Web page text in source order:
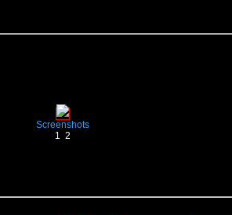
Screenshots
1 2